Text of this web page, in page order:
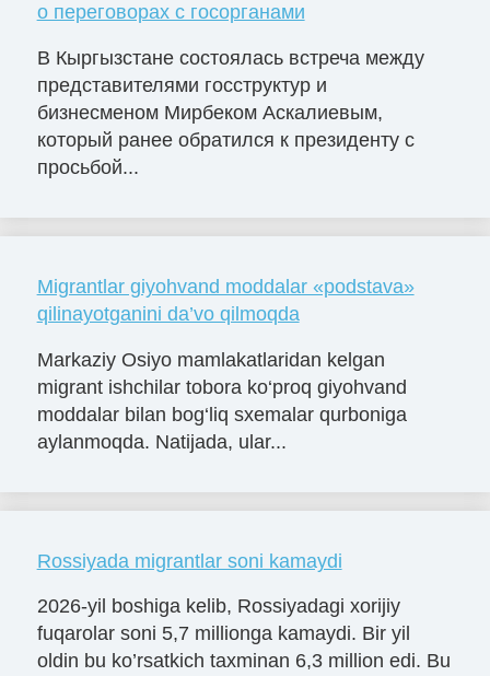
о переговорах с госорганами
В Кыргызстане состоялась встреча между
представителями госструктур и
бизнесменом Мирбеком Аскалиевым,
который ранее обратился к президенту с
просьбой...
Migrantlar giyohvand moddalar «podstava»
qilinayotganini da’vo qilmoqda
Markaziy Osiyo mamlakatlaridan kelgan
migrant ishchilar tobora ko‘proq giyohvand
moddalar bilan bog‘liq sxemalar qurboniga
aylanmoqda. Natijada, ular...
Rossiyada migrantlar soni kamaydi
2026-yil boshiga kelib, Rossiyadagi xorijiy
fuqarolar soni 5,7 millionga kamaydi. Bir yil
oldin bu ko’rsatkich taxminan 6,3 million edi. Bu